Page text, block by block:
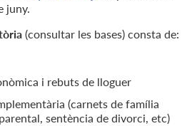
juny.
(consultar les bases) consta de:
i rebuts de lloguer
(carnets de família
sentència de divorci, etc)